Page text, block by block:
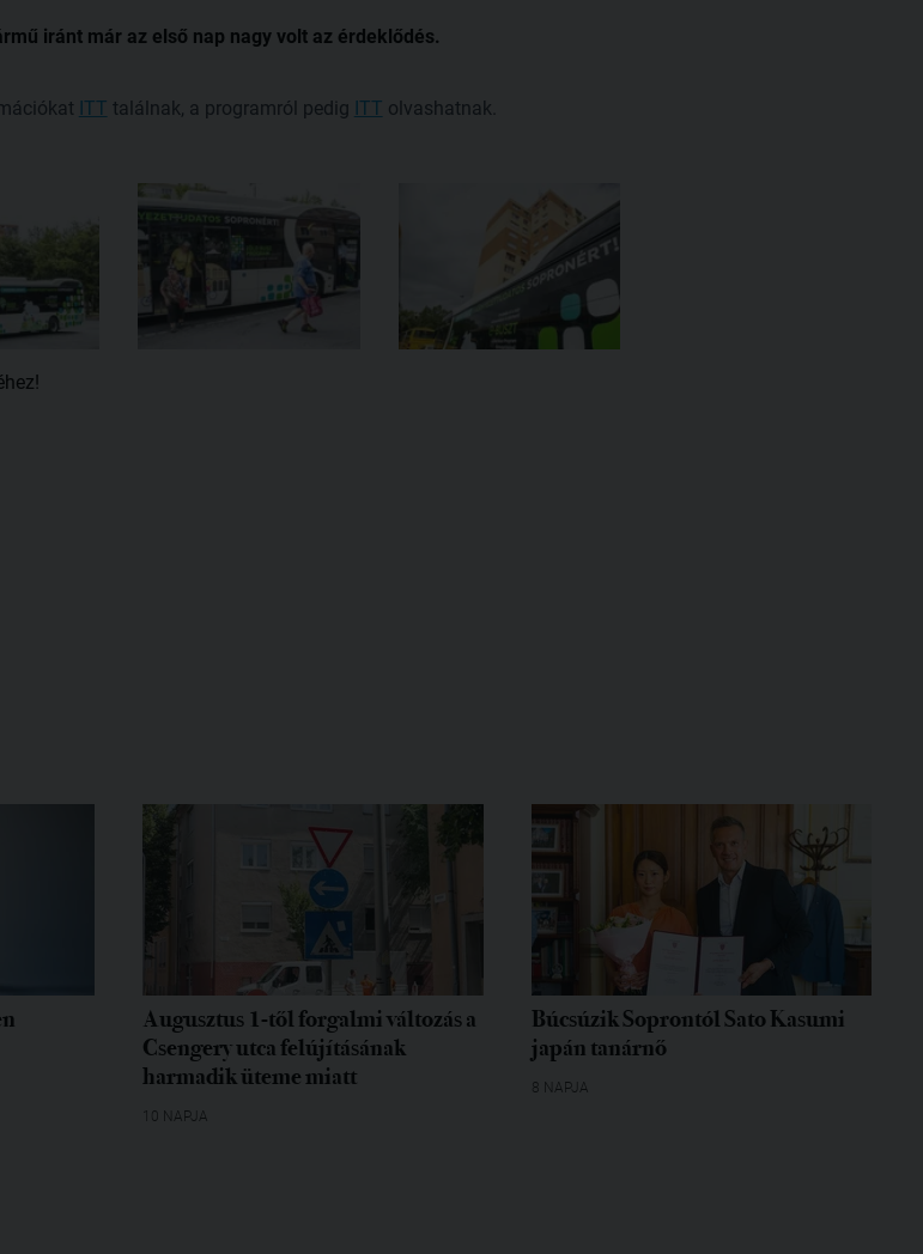
iránt már az első nap nagy volt az érdeklődés.
ITT találnak, a programról pedig ITT olvashatnak.
Augusztus 1-től forgalmi változás a
Csengery utca felújításának
harmadik üteme miatt
10 NAPJA
Búcsúzik Soprontól Sato Kasumi
japán tanárnő
8 NAPJA